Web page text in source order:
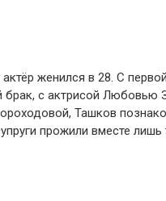
женился в 28. С
с актрисой Любовью
Ташков
прожили вместе лишь